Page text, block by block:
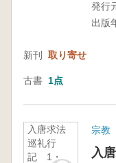
発行
出版
新刊 取り寄せ
古書 1点
入唐求法
巡礼行
記 1・
宗教
入